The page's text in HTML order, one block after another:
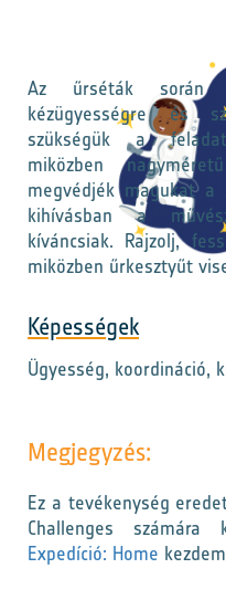
Az űrséták során
kézügyességre és
szükségük a
miközben
megvédjék magukat a
kihívásban a
kíváncsiak. Rajzolj,
miközben űrkesztyűt
Képességek
Ügyesség, koordináció,
Megjegyzés:
Ez a tevékenység
Challenges számára
Expedíció: Home